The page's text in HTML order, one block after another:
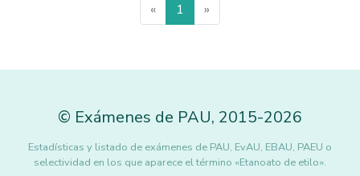
« 1 »
© Exámenes de PAU, 2015-2026
Estadísticas y listado de exámenes de PAU, EvAU, EBAU, PAEU o
selectividad en los que aparece el término «Etanoato de etilo».